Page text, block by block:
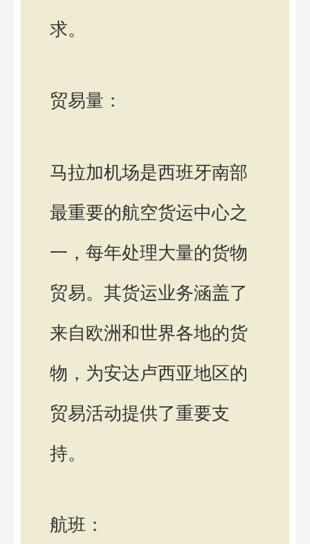
求。
贸易量：
马拉加机场是西班牙南部
最重要的航空货运中心之
一，每年处理大量的货物
贸易。其货运业务涵盖了
来自欧洲和世界各地的货
物，为安达卢西亚地区的
贸易活动提供了重要支
持。
航班：